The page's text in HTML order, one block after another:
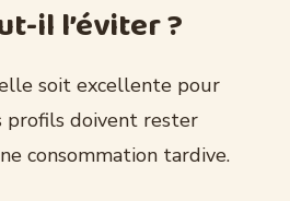
il l’éviter ?
soit excellente pour
profils doivent rester
consommation tardive.